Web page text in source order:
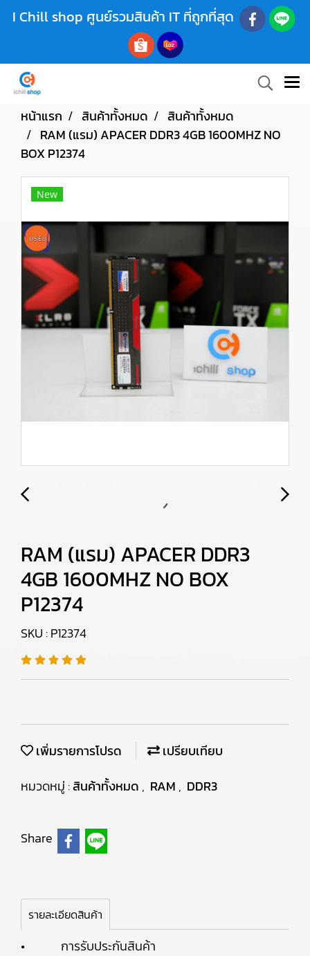
I Chill shop ศูนย์รวมสินค้า IT ที่ถูกที่สุด
หน้าแรก สินค้าทั้งหมด
สินค้าทั้งหมด
RAM (แรม) APACER DDR3 4GB 1600MHZ NO
BOX P12374
New
RAM (แรม) APACER DDR3
4GB 1600MHZ NO BOX
P12374
SKU : P12374
เพิ่มรายการโปรด
เปรียบเทียบ
หมวดหมู่ :สินค้าทั้งหมด , RAM , DDR3
Share
รายละเอียดสินค้า
• การรับประกันสินค้า